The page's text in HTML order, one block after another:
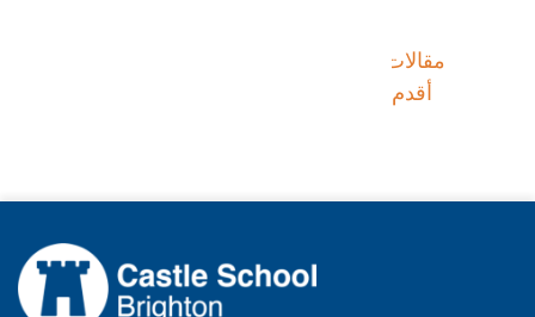
تصفّح
المقالات
مقالات
أقدم